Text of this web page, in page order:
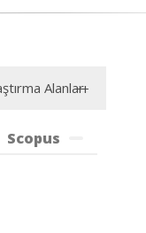
Alanları
Scopus